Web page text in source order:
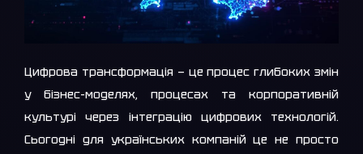
Цифрова трансформація — це процес глибоких змін
у бізнес-моделях, процесах та корпоративній
культурі через інтеграцію цифрових технологій.
Сьогодні для українських компаній це не просто